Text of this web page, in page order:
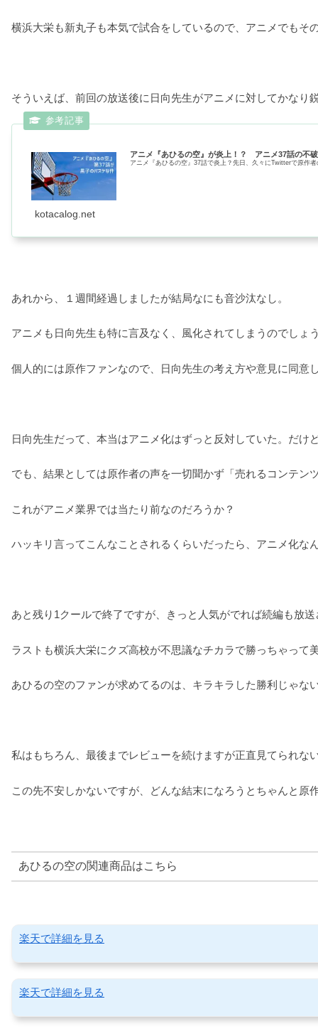
横浜大栄も新丸子も本気で試合をしているので、アニメでもそ
そういえば、前回の放送後に日向先生がアニメに対してかなり
アニメ『あひるの空』が炎上！？ アニメ37話の不
アニメ『あひるの空』37話で炎上？先日、久々にTwitterで原作
kotacalog.net
あれから、１週間経過しましたが結局なにも音沙汰なし。
アニメも日向先生も特に言及なく、風化されてしまうのでし
個人的には原作ファンなので、日向先生の考え方や意見に同意
日向先生だって、本当はアニメ化はずっと反対していた。だ
でも、結果としては原作者の声を一切聞かず「売れるコンテン
これがアニメ業界では当たり前なのだろうか？
ハッキリ言ってこんなことされるくらいだったら、アニメ化
あと残り1クールで終了ですが、きっと人気がでれば続編も放
ラストも横浜大栄にクズ高校が不思議なチカラで勝っちゃっ
あひるの空のファンが求めてるのは、キラキラした勝利じゃな
私はもちろん、最後までレビューを続けますが正直見てられな
この先不安しかないですが、どんな結末になろうとちゃんと
あひるの空の関連商品はこちら
楽天で詳細を見る
楽天で詳細を見る